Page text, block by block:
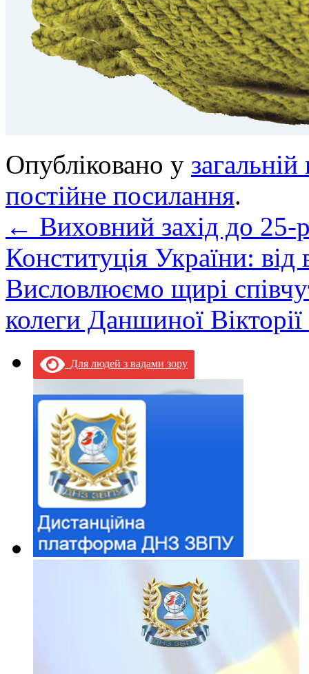
Опубліковано у загальній
постійне посилання.
← Виховний захід до 25-
Конституція України: від
Висловлюємо щирі
колеги Даншиної
Для людей з вадами зору